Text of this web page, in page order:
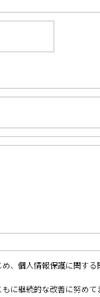
、個人情報保護に関す
に継続的な改善に努めて